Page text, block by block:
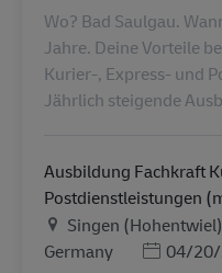
Wo? Bad Saulgau.
Jahre. Deine Vorteile
Kurier-, Express- und
Jährlich steigende
Ausbildung Fachkraft
Postdienstleistungen
Τοποθεσία
Singen
Germany
04/